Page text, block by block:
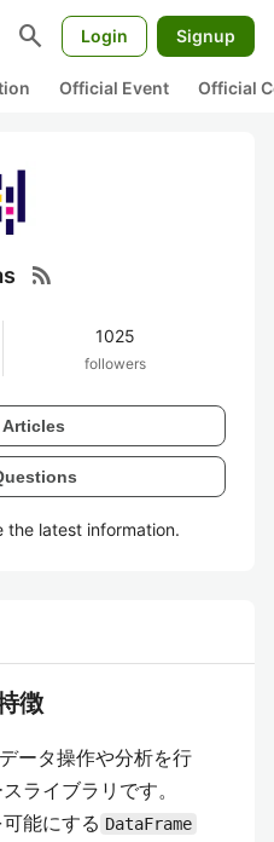
search Login Signup
Official Event Official
rss_feed
1025
followers
the latest information.
徴
ータ操作や分析を行
ライブラリです。
能にする DataFrame